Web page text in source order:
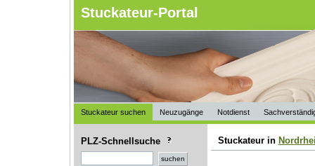
Stuckateur-Portal
Stuckateur suchen Neuzugänge Notdienst
PLZ-Schnellsuche Stuckateur in